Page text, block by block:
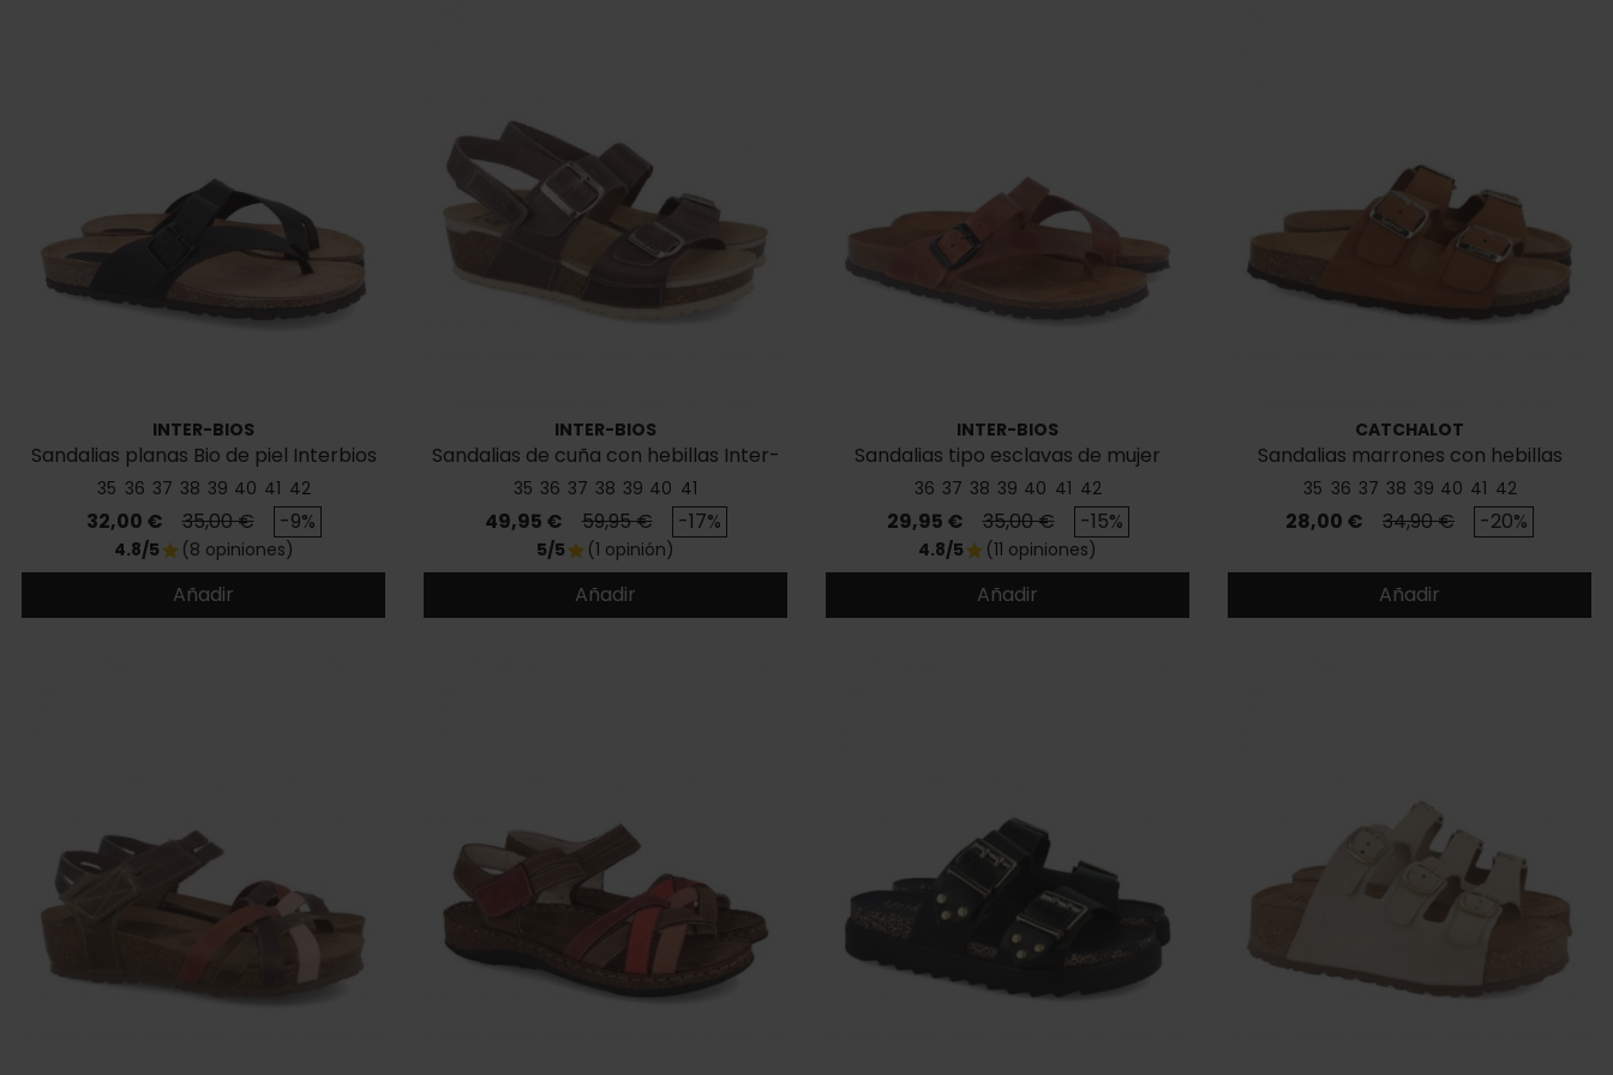
INTER-BIOS
Sandalias planas Bio de piel Interbios
7119
35 36 37 38 39 40 41 42
Precio
32,00 € Precio base
35,00 € -9%
4.8/5star (8 opiniones)
Añadir
INTER-BIOS
Sandalias de cuña con hebillas Inter-
Bios 5812
35 36 37 38 39 40 41
Precio
49,95 € Precio base
59,95 € -17%
5/5star (1 opinión)
Añadir
INTER-BIOS
Sandalias tipo esclavas de mujer
Interbios 7119
36 37 38 39 40 41 42
Precio
29,95 € Precio base
35,00 € -15%
4.8/5star (11 opiniones)
Añadir
CATCHALOT
Sandalias marrones con hebillas
Autenti 0747
35 36 37 38 39 40 41 42
Precio
28,00 € Precio base
34,90 € -20%
Añadir